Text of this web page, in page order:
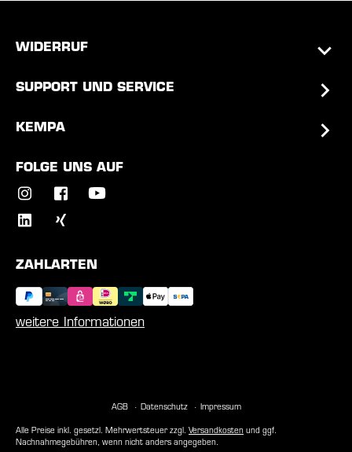
WIDERRUF
SUPPORT UND SERVICE
KEMPA
FOLGE UNS AUF
ZAHLARTEN
weitere Informationen
AGB Datenschutz Impressum
Alle Preise inkl. gesetzl. Mehrwertsteuer zzgl. Versandkosten und ggf.
Nachnahmegebühren, wenn nicht anders angegeben.